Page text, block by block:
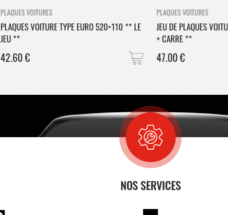
PLAQUES VOITURES
PLAQUES VOITURE TYPE EURO 520×110 ** LE
JEU **
42.60€
PLAQUES VOITURES
JEU DE PLAQUES
+ CARRE **
47.00€
NOS SERVICES